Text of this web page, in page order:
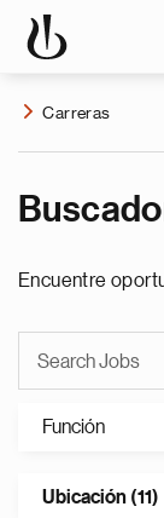
Carreras
Encuentre
Función
Ubicación (11)